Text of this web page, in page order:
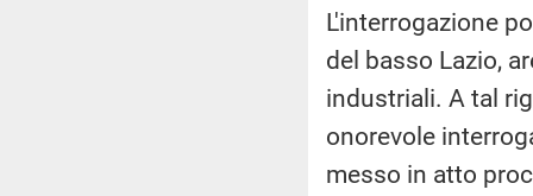
L'interrogazione
del basso Lazio,
industriali. A tal
onorevole
messo in atto